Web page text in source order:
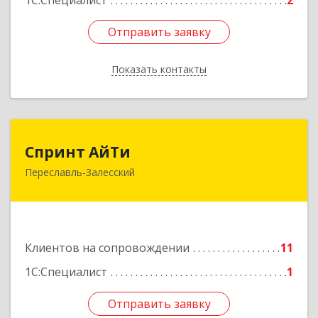
Отправить заявку
Показать контакты
Отправить заявку
Назад
Спринт АйТи
Переславль-Залесский
Клиентов на сопровождении
11
1С:Специалист
1
Отправить заявку
152025, Ярославская обл, Переславль-
Отправить заявку